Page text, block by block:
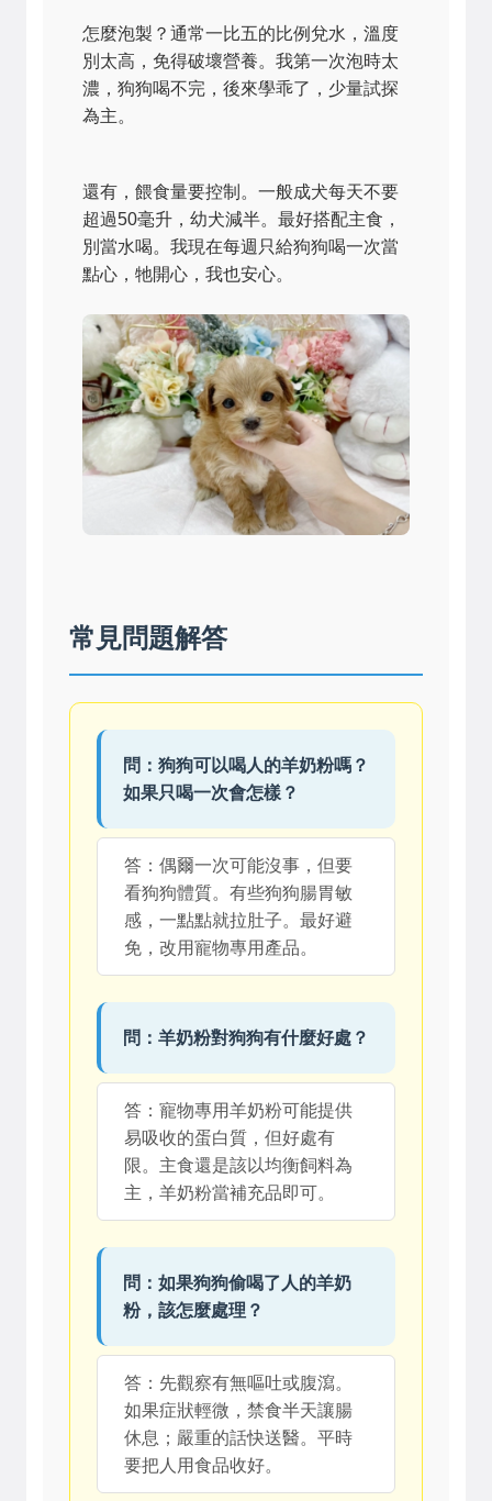
怎麼泡製？通常一比五的比例兌水，溫度
別太高，免得破壞營養。我第一次泡時太
濃，狗狗喝不完，後來學乖了，少量試探
為主。
還有，餵食量要控制。一般成犬每天不要
超過50毫升，幼犬減半。最好搭配主食，
別當水喝。我現在每週只給狗狗喝一次當
點心，牠開心，我也安心。
常見問題解答
問：狗狗可以喝人的羊奶粉嗎？
如果只喝一次會怎樣？
答：偶爾一次可能沒事，但要
看狗狗體質。有些狗狗腸胃敏
感，一點點就拉肚子。最好避
免，改用寵物專用產品。
問：羊奶粉對狗狗有什麼好處？
答：寵物專用羊奶粉可能提供
易吸收的蛋白質，但好處有
限。主食還是該以均衡飼料為
主，羊奶粉當補充品即可。
問：如果狗狗偷喝了人的羊奶
粉，該怎麼處理？
答：先觀察有無嘔吐或腹瀉。
如果症狀輕微，禁食半天讓腸
休息；嚴重的話快送醫。平時
要把人用食品收好。